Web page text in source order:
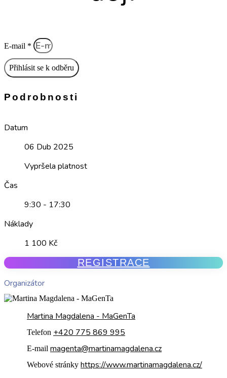
E-mail *
Přihlásit se k odběru
Podrobnosti
Datum
06 Dub 2025
Vypršela platnost
Čas
9:30 - 17:30
Náklady
1 100 Kč
REGISTRACE
Organizátor
Martina Magdalena - MaGenTa
Telefon +420 775 869 995
E-mail magenta@martinamagdalena.cz
Webové stránky https://www.martinamagdalena.cz/